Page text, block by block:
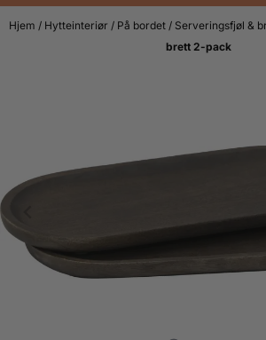
Hjem / Hytteinteriør / På bordet / Serveringsfjøl &
brett 2-pack